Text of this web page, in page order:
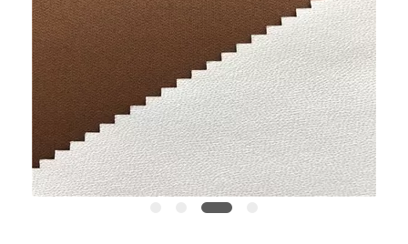
PRIVACY
POLICY